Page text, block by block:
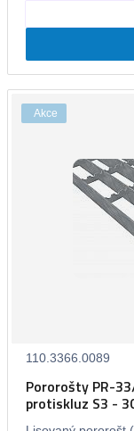
Akce
110.3366.0089
Pororošty PR-
protiskluz S3 -